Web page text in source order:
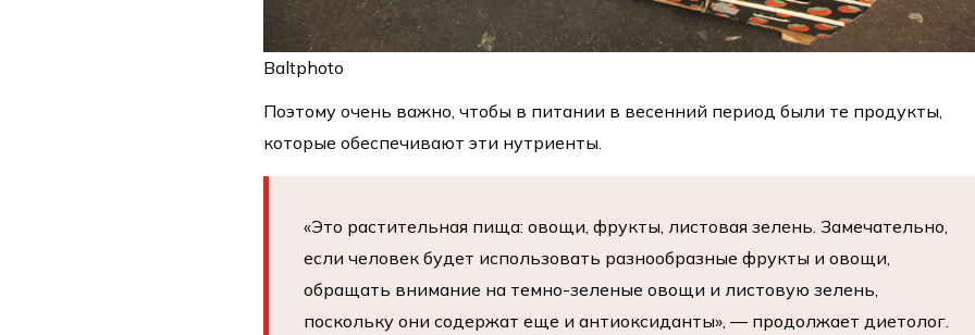
Baltphoto
Поэтому очень важно, чтобы в питании в весенний период были те продукты,
которые обеспечивают эти нутриенты.
«Это растительная пища: овощи, фрукты, листовая зелень. Замечательно,
если человек будет использовать разнообразные фрукты и овощи,
обращать внимание на темно-зеленые овощи и листовую зелень,
поскольку они содержат еще и антиоксиданты», — продолжает диетолог.